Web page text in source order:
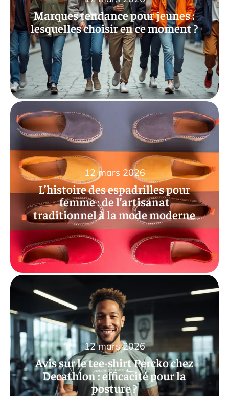
Marques tendance pour jeunes :
lesquelles choisir en ce moment ?
L’histoire des espadrilles pour
femme : de l’artisanat
traditionnel à la mode moderne
12 mars 2026
Avis sur le tee-shirt Percko chez
Decathlon : efficacité pour la
posture ?
12 mars 2026